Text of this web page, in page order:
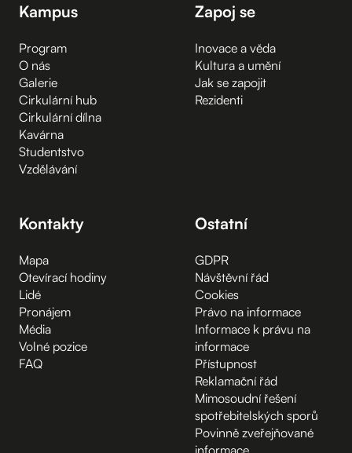
Kampus
Program
O nás
Galerie
Cirkulární hub
Cirkulární dílna
Kavárna
Studentstvo
Vzdělávání
Zapoj se
Inovace a věda
Kultura a umění
Jak se zapojit
Rezidenti
Kontakty
Mapa
Otevírací hodiny
Lidé
Pronájem
Média
Volné pozice
FAQ
Ostatní
GDPR
Návštěvní řád
Cookies
Právo na informace
Informace k právu na
informace
Přístupnost
Reklamační řád
Mimosoudní řešení
spotřebitelských sporů
Povinně zveřejňované
informace